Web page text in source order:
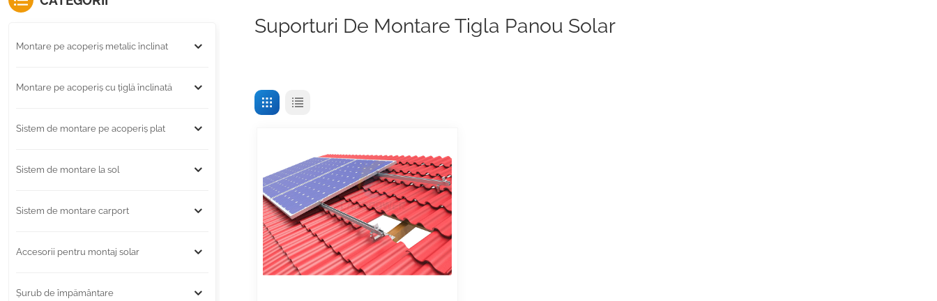
Suporturi De Montare Tigla Panou Solar
Montare pe acoperiș metalic înclinat
Montare pe acoperiș cu țiglă înclinată
Sistem de montare pe acoperiș plat
Sistem de montare la sol
Sistem de montare carport
Accesorii pentru montaj solar
Șurub de împământare